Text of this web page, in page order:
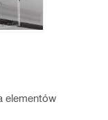
elementów